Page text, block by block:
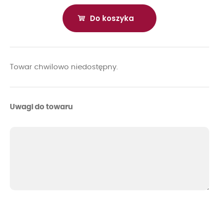
Do koszyka
Towar chwilowo niedostępny.
Uwagi do towaru